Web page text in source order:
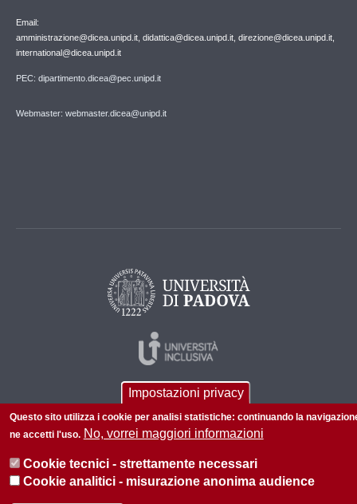
Email:
amministrazione@dicea.unipd.it, didattica@dicea.unipd.it, direzione@dicea.unipd.it,
international@dicea.unipd.it
PEC: dipartimento.dicea@pec.unipd.it
Webmaster: webmaster.dicea@unipd.it
© 2026 Università di Padova - Tutti i diritti riservati
P.I. 00742430283 C.F. 80006480281
Impostazioni privacy
Questo sito utilizza i cookie per analisi statistiche: continuando la
ne accetti l'uso. No, vorrei maggiori informazioni
Cookie tecnici - strettamente necessari
Cookie analitici - misurazione anonima audience